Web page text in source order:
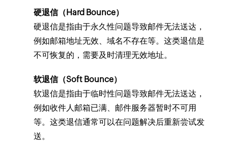
硬退信（Hard Bounce）
硬退信是指由于永久性问题导致邮件无法送达，
例如邮箱地址无效、域名不存在等。这类退信是
不可恢复的，需要及时清理无效地址。
软退信（Soft Bounce）
软退信是指由于临时性问题导致邮件无法送达，
例如收件人邮箱已满、邮件服务器暂时不可用
等。这类退信通常可以在问题解决后重新尝试发
送。